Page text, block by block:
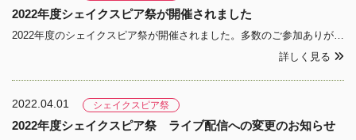
2022年度シェイクスピア祭が開催されました
2022年度のシェイクスピア祭が開催されました。多数のご参加ありがとうございました。13:40 ご挨拶（末廣 幹 シェイクスピア協会会長・専修大学教授）13:50 講演 篠崎 実 氏（千葉大学教授）「テクストが語る創作の軌跡～シェ
詳しく見る
2022.04.01 シェイクスピア祭
2022年度シェイクスピア祭 ライブ配信への変更のお知らせ